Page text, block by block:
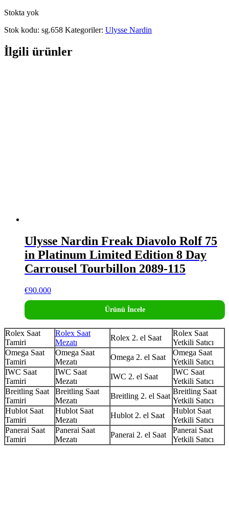
Stokta yok
Stok kodu: sg.658 Kategoriler: Ulysse Nardin
İlgili ürünler
Ulysse Nardin Freak Diavolo Rolf 75
in Platinum Limited Edition 8 Day
Carrousel Tourbillon 2089-115
€90.000
Ürünü İncele
Rolex Saat
Tamiri
Rolex Saat
Mezatı
Rolex 2. el Saat
Rolex Saat
Yetkili Satıcı
Omega Saat
Tamiri
Omega Saat
Mezatı
Omega 2. el Saat
Omega Saat
Yetkili Satıcı
IWC Saat
Tamiri
IWC Saat
Mezatı
IWC 2. el Saat
IWC Saat
Yetkili Satıcı
Breitling Saat
Tamiri
Breitling Saat
Mezatı
Breitling 2. el Saat
Breitling Saat
Yetkili Satıcı
Hublot Saat
Tamiri
Hublot Saat
Mezatı
Hublot 2. el Saat
Hublot Saat
Yetkili Satıcı
Panerai Saat
Tamiri
Panerai Saat
Mezatı
Panerai 2. el Saat
Panerai Saat
Yetkili Satıcı